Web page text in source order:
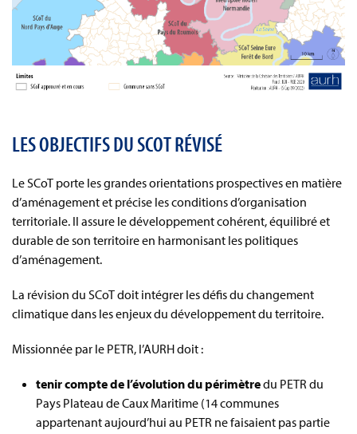
LES OBJECTIFS DU SCOT RÉVISÉ
Le SCoT porte les grandes orientations prospectives en matière
d’aménagement et précise les conditions d’organisation
territoriale. Il assure le développement cohérent, équilibré et
durable de son territoire en harmonisant les politiques
d’aménagement.
La révision du SCoT doit intégrer les défis du changement
climatique dans les enjeux du développement du territoire.
Missionnée par le PETR, l’AURH doit :
tenir compte de l’évolution du périmètredu PETR du
Pays Plateau de Caux Maritime (14 communes
appartenant aujourd’hui au PETR ne faisaient pas partie